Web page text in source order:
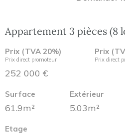
Appartement 3 pièces (8
Prix (TVA 20%)
Prix direct promoteur
252 000 €
Prix
Prix direct
Surface
61.9m²
Extérieur
5.03m²
Etage